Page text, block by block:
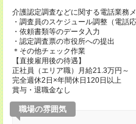
介護認定調査などに関する電話業務
・調査員のスケジュール調整（電話応
・依頼書類等のデータ入力
・認定調査票の市役所への提出
＊その他チェック作業
【直接雇用後の待遇】
正社員（エリア職）月給21.3万円～
完全週休2日×年間休日120日以上
賞与・退職金なし
職場の雰囲気